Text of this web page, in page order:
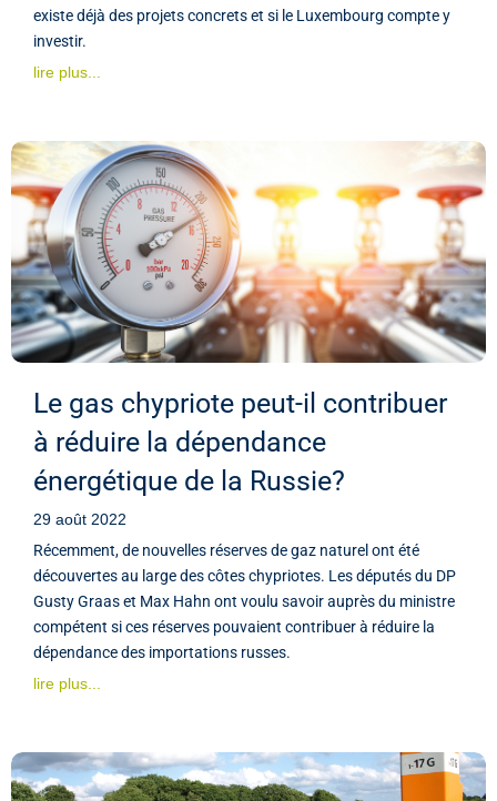
existe déjà des projets concrets et si le Luxembourg compte y
investir.
lire plus...
Le gas chypriote peut-il contribuer
à réduire la dépendance
énergétique de la Russie?
29 août 2022
Récemment, de nouvelles réserves de gaz naturel ont été
découvertes au large des côtes chypriotes. Les députés du DP
Gusty Graas et Max Hahn ont voulu savoir auprès du ministre
compétent si ces réserves pouvaient contribuer à réduire la
dépendance des importations russes.
lire plus...